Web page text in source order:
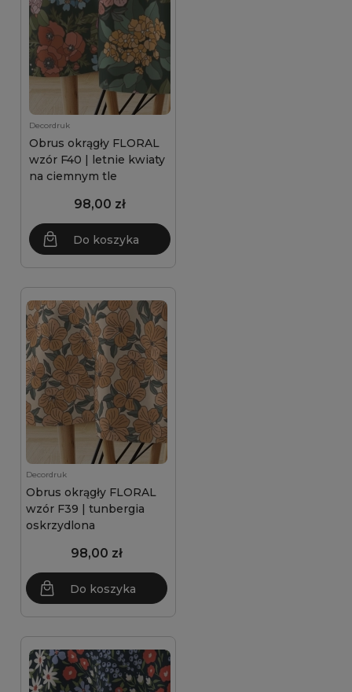
Decordruk
Obrus okrągły FLORAL
wzór F40 | letnie kwiaty
na ciemnym tle
98,00 zł
Do koszyka
Decordruk
Obrus okrągły FLORAL
wzór F39 | tunbergia
oskrzydlona
98,00 zł
Do koszyka